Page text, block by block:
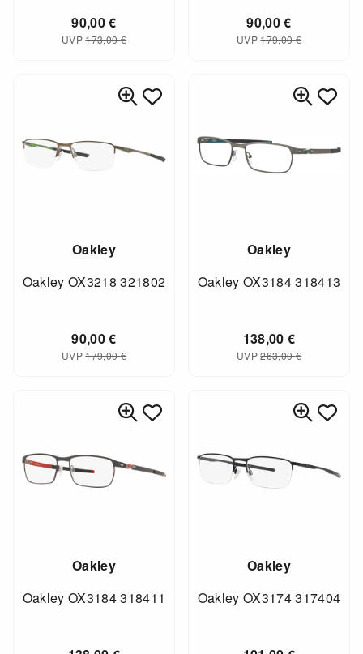
90,00€
UVP173,00€
90,00€
UVP179,00€
Oakley
Oakley OX3218 321802
90,00€
UVP179,00€
Oakley
Oakley OX3184 318413
138,00€
UVP263,00€
Oakley
Oakley OX3184 318411
Oakley
Oakley OX3174 317404